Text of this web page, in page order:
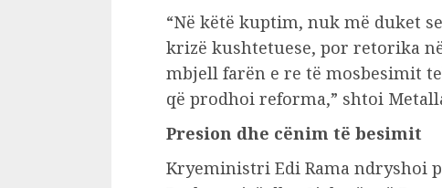
“Në këtë kuptim, nuk më duket
krizë kushtetuese, por retorika
mbjell farën e re të mosbesimit
që prodhoi reforma,” shtoi
Presion dhe cënim të besimit
Kryeministri Edi Rama ndryshoi